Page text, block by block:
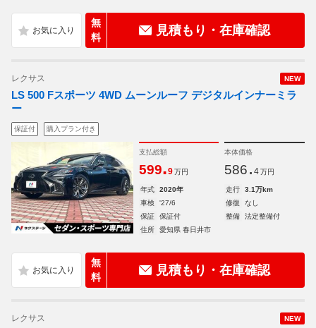
無
料
見積もり・在庫確認
NEW
レクサス
LS 500 Fスポーツ 4WD ムーンルーフ デジタルインナーミラ
ー
保証付 購入プラン付き
支払総額
599.9 万円
本体価格
586. 4 万円
年式 2020年 走行
3.1万km
車検
'27/6 修復
なし
保証
保証付 整備
法定整備付
住所
愛知県 春日井市
無
料
見積もり・在庫確認
NEW
レクサス